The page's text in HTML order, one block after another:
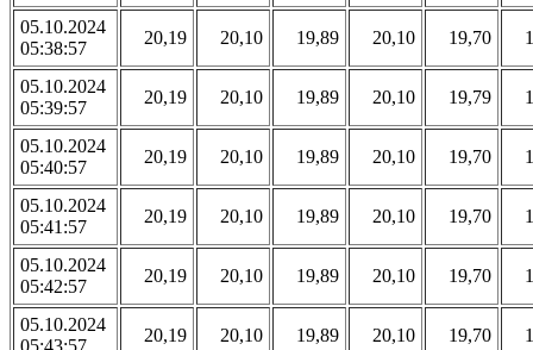
05.10.2024
05:38:57
20,19 20,10 19,89 20,10 19,70
05.10.2024
05:39:57
20,19 20,10 19,89 20,10 19,79
05.10.2024
05:40:57
20,19 20,10 19,89 20,10 19,70
05.10.2024
05:41:57
20,19 20,10 19,89 20,10 19,70
05.10.2024
05:42:57
20,19 20,10 19,89 20,10 19,70
05.10.2024
05:43:57
20,19 20,10 19,89 20,10 19,70